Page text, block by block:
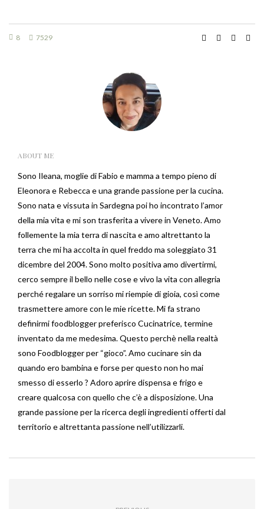
8 7529
ABOUT ME
Sono Ileana, moglie di Fabio e mamma a tempo pieno di
Eleonora e Rebecca e una grande passione per la cucina.
Sono nata e vissuta in Sardegna poi ho incontrato l’amor
della mia vita e mi son trasferita a vivere in Veneto. Amo
follemente la mia terra di nascita e amo altrettanto la
terra che mi ha accolta in quel freddo ma soleggiato 31
dicembre del 2004. Sono molto positiva amo divertirmi,
cerco sempre il bello nelle cose e vivo la vita con allegria
perché regalare un sorriso mi riempie di gioia, così come
trasmettere amore con le mie ricette. Mi fa strano
definirmi foodblogger preferisco Cucinatrice, termine
inventato da me medesima. Questo perchè nella realtà
sono Foodblogger per “gioco”. Amo cucinare sin da
quando ero bambina e forse per questo non ho mai
smesso di esserlo ? Adoro aprire dispensa e frigo e
creare qualcosa con quello che c’è a disposizione. Una
grande passione per la ricerca degli ingredienti offerti dal
territorio e altrettanta passione nell’utilizzarli.